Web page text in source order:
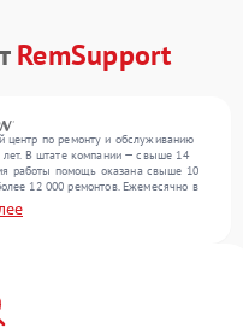
RemSupport
по ремонту и обслуживанию
В штате компании — свыше 14
работы помощь оказана свыше 10
12 000 ремонтов. Ежемесячно в
включая , , . Мы работаем с
надежный результат благодаря